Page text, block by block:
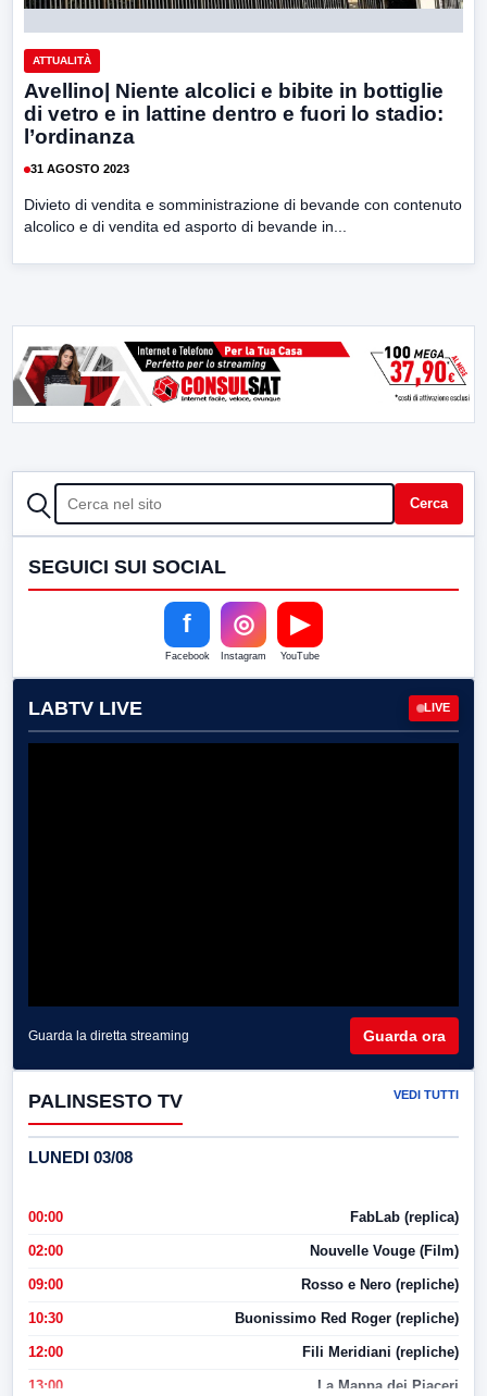
ATTUALITÀ
Avellino| Niente alcolici e bibite in bottiglie
di vetro e in lattine dentro e fuori lo stadio:
l’ordinanza
31 AGOSTO 2023
Divieto di vendita e somministrazione di bevande con contenuto
alcolico e di vendita ed asporto di bevande in...
CERCA Cerca
SEGUICI SUI SOCIAL
f
Facebook
◎
Instagram
▶
YouTube
LABTV LIVE LIVE
Guarda la diretta streaming Guarda ora
PALINSESTO TV VEDI TUTTI
LUNEDI 03/08
00:00 FabLab (replica)
02:00 Nouvelle Vouge (Film)
09:00 Rosso e Nero (repliche)
10:30 Buonissimo Red Roger (repliche)
12:00 Fili Meridiani (repliche)
13:00 La Mappa dei Piaceri